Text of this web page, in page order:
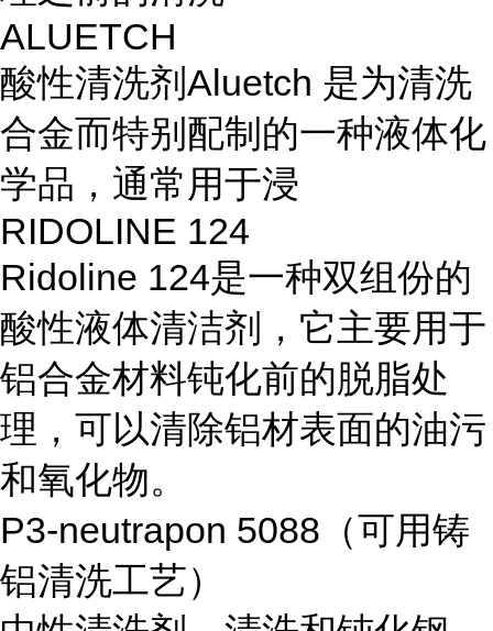
ALUETCH
酸性清洗剂Aluetch 是为清洗
合金而特别配制的一种液体化
学品，通常用于浸
RIDOLINE 124
Ridoline 124是一种双组份的
酸性液体清洁剂，它主要用于
铝合金材料钝化前的脱脂处
理，可以清除铝材表面的油污
和氧化物。
P3-neutrapon 5088 （可用铸
铝清洗工艺）